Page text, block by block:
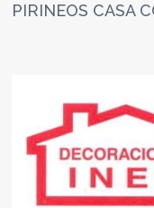
PIRINEOS CASA